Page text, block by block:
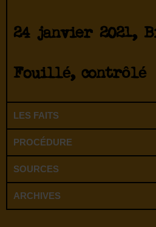
24 janvier 2021,
Fouillé, contrôlé
LES FAITS
PROCÉDURE
SOURCES
ARCHIVES